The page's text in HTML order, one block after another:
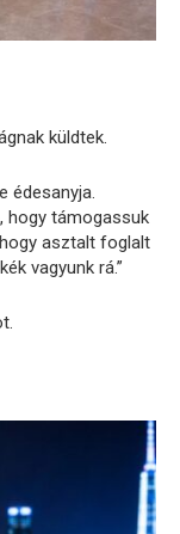
küldtek.
édesanyja.
hogy támogassuk
asztalt foglalt
vagyunk rá.”